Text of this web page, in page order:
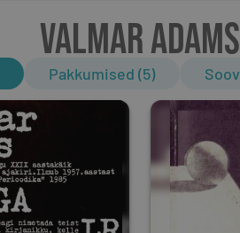
VALMAR ADAMS
Pakkumised (5)